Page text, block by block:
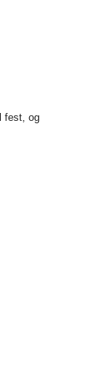
fest, og